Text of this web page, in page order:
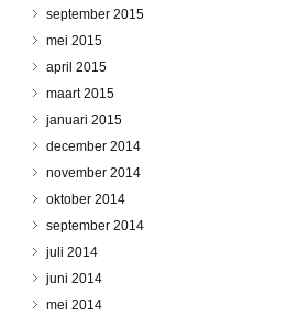
september 2015
mei 2015
april 2015
maart 2015
januari 2015
december 2014
november 2014
oktober 2014
september 2014
juli 2014
juni 2014
mei 2014